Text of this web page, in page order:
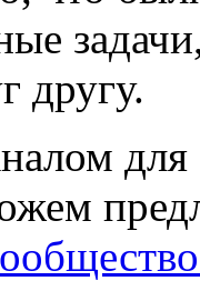
другу.